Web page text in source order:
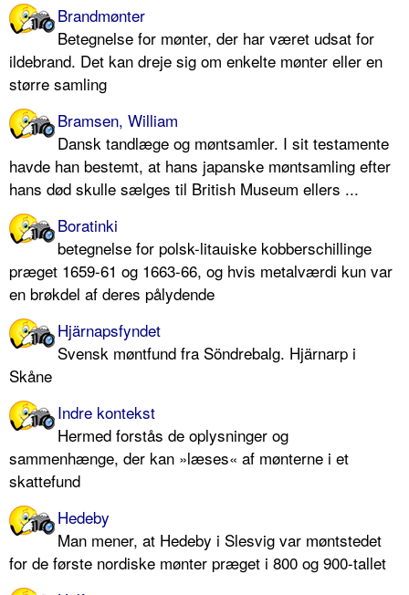
Brandmønter
Betegnelse for mønter, der har været udsat for
ildebrand. Det kan dreje sig om enkelte mønter eller en
større samling
Bramsen, William
Dansk tandlæge og møntsamler. I sit testamente
havde han bestemt, at hans japanske møntsamling efter
hans død skulle sælges til British Museum ellers ...
Boratinki
betegnelse for polsk-litauiske kobberschillinge
præget 1659-61 og 1663-66, og hvis metalværdi kun var
en brøkdel af deres pålydende
Hjärnapsfyndet
Svensk møntfund fra Söndrebalg. Hjärnarp i
Skåne
Indre kontekst
Hermed forstås de oplysninger og
sammenhænge, der kan »læses« af mønterne i et
skattefund
Hedeby
Man mener, at Hedeby i Slesvig var møntstedet
for de første nordiske mønter præget i 800 og 900-tallet